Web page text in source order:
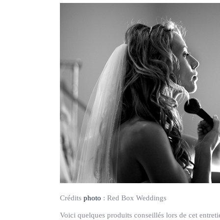
Crédits photo : Red Box Weddings
Voici quelques produits conseillés lors de cet